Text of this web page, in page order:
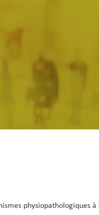
physiopathologiques à